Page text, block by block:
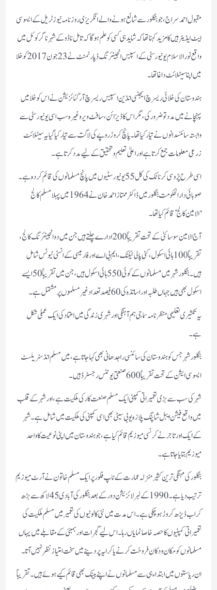
مقبول احمد سراج، جو بنگلور سے شائع ہونے والے انگریزی روزنامہ نیوز ٹریل کے ایسوسی
ایٹ ایڈیٹر ہیں کا مزید کہنا تھا کہ شاید ہی کسی کو علم ہوگا کہ تامل ناڈو کے شہر ناگرکوئل میں
واقع نورالاسلام یونیورسٹی کے اسپیس انجینئرنگ ڈپارٹمنٹ نے 23 جون 2017 کوخلا
میں اپنا سیٹلائٹ داغا تھا۔
ہندوستان کی خلائی ریسرچ ایجنسی انڈین اسپیس ریسرچ آرگنائزیشن نے اس کو خلا میں
پہنچانے میں مدد تو ضرور کی،مگر اس کا ڈیزائن،سافٹ ویر وغیرہ سب اسی یونیورسٹی سے
وابستہ سائنسدانوں نے تیار کیا تھا۔ پانچ کروڑ روپے کی لاگت سے تیار کیا گیا یہ سیٹلائٹ
زرعی معلومات جمع کرتا ہے اور اعلیٰ تعلیم و تحقیق کے لیے مدد کرتا ہے۔
اسی طرح پڑوسی کرناٹک کی کل 55یونیورسٹیوں میں پانچ مسلمانوں کی قائم کردہ ہے۔
صوبائی دارالحکومت بنگلور میں ڈاکٹر ممتاز احمد خان نے 1964 میں پہلا مسلم کالج
‘الامین کالج’قائم کیا تھا۔
آج الامین سوسائٹی کے تحت تقریباً 200 ادارے چلتے ہیں جن میں دو انجینئرنگ کالج،
تقریباً 100 ہائی اسکول، کئی پالی ٹیکنک، ایم بی اے اور فارمیسی کے انسٹی ٹیوٹس شامل
ہیں۔ بنگلور شہر میں مسلمانوں کے کوئی 550 ہائی اسکول ہیں، جن میں تقریباً 50 ایسے
اسکول بھی ہیں جہاں طلبہ اور اساتذہ کی 60 فیصد تعداد غیر مسلموں پر مشتمل ہے۔
یہ تکثیری تعلیمی منظرنامہ سماجی ہم آہنگی اور شہری زندگی میں اعتماد کی ایک عملی شکل
ہے۔
بنگلور شہر جس کو ہندوستان کی سائنسی راجدھانی بھی کہا جاتا ہے، میں مسلم انڈسٹریلسٹ
ایسوسی ایشن کے تحت تقریباً 600 صنعتی یونٹس رجسٹرڈ ہیں۔
شہر کی سب سے بڑی تعمیراتی کمپنی ایک مسلم صنعت کار کی ملکیت ہے، اور شہر کے قلب
میں واقع فیشن ایبل شاپنگ پلازہ یوبی سیٹی بھی اسی کمپنی کی ملکیت میں شامل ہے۔ شہر
کے ایک اور تاجر نے کرنسی میوزیم قائم کیا ہے، جو ہندوستان میں اپنی نوعیت کا واحد
میوزیم بتایا جاتا ہے۔
بنگلور کی مہنگی ترین کثیر منزلہ عمارت کے ٹاپ فلور پر ایک مسلم خاتون نے آرٹ میوزیم
ترتیب دیا ہے۔ 1990 کے لبرلائزیشن دور کے بعد بنگلور کی آبادی 45 لاکھ سے بڑھ
کر اب ڈیڑھ کروڑ ہو چکی ہے۔ اس مدت میں نئی کالونیوں کی تعمیر میں مسلم ملکیت کی
تعمیراتی کمپنیوں کا حصہ خاصا نمایاں رہا۔اس لیے گجرات اور بمبئی کے مقابلے میں یہاں
مسلمانوں کو مکان و دکان فروخت کرنے یا کرایہ پر دینے میں سخت امتیاز نظر نہیں آتا۔
ان ریاستوں میں ابتداء ہی سے مسلمانوں نے اپنے بینک بھی قائم کیے ہوئے ہیں۔ تقریباً